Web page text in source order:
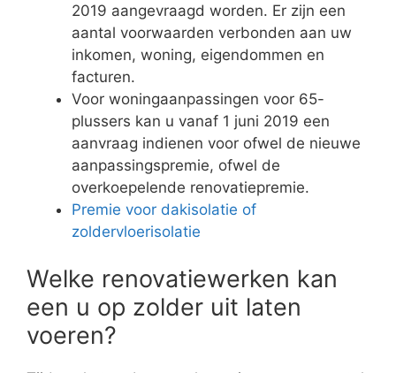
2019 aangevraagd worden. Er zijn een
aantal voorwaarden verbonden aan uw
inkomen, woning, eigendommen en
facturen.
Voor woningaanpassingen voor 65-
plussers kan u vanaf 1 juni 2019 een
aanvraag indienen voor ofwel de nieuwe
aanpassingspremie, ofwel de
overkoepelende renovatiepremie.
Premie voor dakisolatie of
zoldervloerisolatie
Welke renovatiewerken kan
een u op zolder uit laten
voeren?